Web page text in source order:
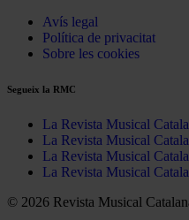
Avís legal
Política de privacitat
Sobre les cookies
Segueix la RMC
La Revista Musical
La Revista Musical
La Revista Musical
La Revista Musical
© 2026 Revista Musical